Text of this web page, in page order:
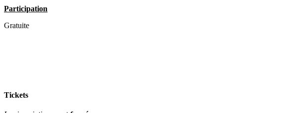
Participation
Gratuite
Tickets